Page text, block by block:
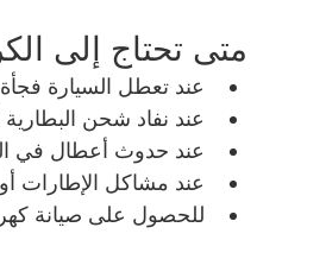
متى تحتاج إلى
عند تعطل السيارة
عند نفاد شحن البطارية
عند حدوث أعطال في
عند مشاكل الإطارات
للحصول على صيانة